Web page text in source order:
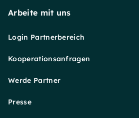
Arbeite mit uns
Login Partnerbereich
Kooperationsanfragen
Werde Partner
Presse